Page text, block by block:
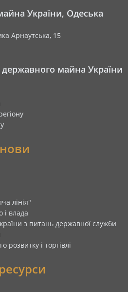
України, Одеська
Арнаутська, 15
державного майна України
лінія"
і влада
з питань державної служби
розвитку і торгівлі